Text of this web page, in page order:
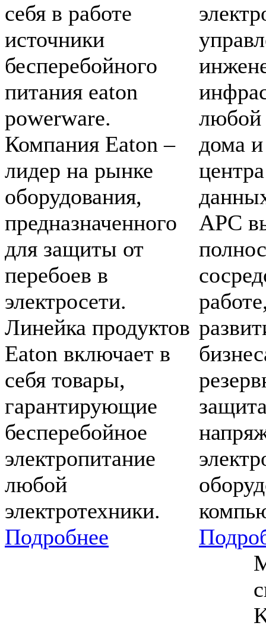
себя в работе
источники
бесперебойного
питания eaton
powerware.
Компания Eaton –
лидер на рынке
оборудования,
предназначенного
для защиты от
перебоев в
электросети.
Линейка продуктов
Eaton включает в
себя товары,
гарантирующие
бесперебойное
электропитание
любой
электротехники.
Подробнее
любой
дома
APC